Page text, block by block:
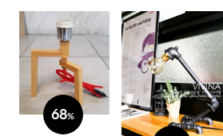
68%